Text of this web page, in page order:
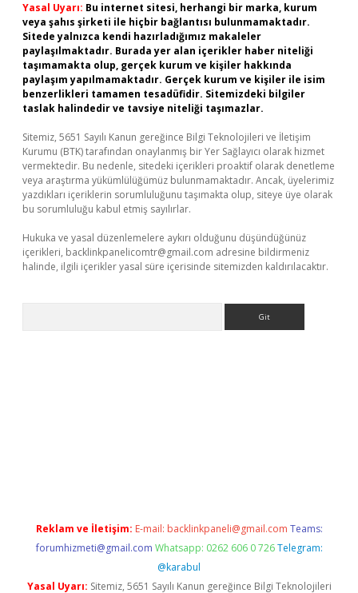
Yasal Uyarı: Bu internet sitesi, herhangi bir marka, kurum
veya şahıs şirketi ile hiçbir bağlantısı bulunmamaktadır.
Sitede yalnızca kendi hazırladığımız makaleler
paylaşılmaktadır. Burada yer alan içerikler haber niteliği
taşımamakta olup, gerçek kurum ve kişiler hakkında
paylaşım yapılmamaktadır. Gerçek kurum ve kişiler ile isim
benzerlikleri tamamen tesadüfidir. Sitemizdeki bilgiler
taslak halindedir ve tavsiye niteliği taşımazlar.
Sitemiz, 5651 Sayılı Kanun gereğince Bilgi Teknolojileri ve İletişim
Kurumu (BTK) tarafından onaylanmış bir Yer Sağlayıcı olarak hizmet
vermektedir. Bu nedenle, sitedeki içerikleri proaktif olarak denetleme
veya araştırma yükümlülüğümüz bulunmamaktadır. Ancak, üyelerimiz
yazdıkları içeriklerin sorumluluğunu taşımakta olup, siteye üye olarak
bu sorumluluğu kabul etmiş sayılırlar.
Hukuka ve yasal düzenlemelere aykırı olduğunu düşündüğünüz
içerikleri, backlinkpanelicomtr@gmail.com adresine bildirmeniz
halinde, ilgili içerikler yasal süre içerisinde sitemizden kaldırılacaktır.
Reklam ve İletişim: E-mail: backlinkpaneli@gmail.com Teams:
forumhizmeti@gmail.com Whatsapp: 0262 606 0 726 Telegram:
@karabul
Yasal Uyarı: Sitemiz, 5651 Sayılı Kanun gereğince Bilgi Teknolojileri